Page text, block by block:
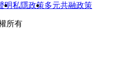
明私隱政策多元共融政策
所有